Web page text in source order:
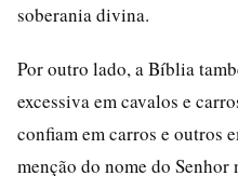
soberania divina.
Por outro lado, a Bíblia
excessiva em cavalos e
confiam em carros e outros
menção do nome do